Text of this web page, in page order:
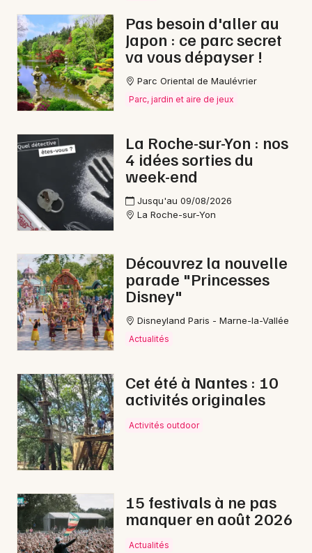
Sorties & loisirs
Reggae en Vendée
Reggae dans les Pays de la Loire
Newsletter des sorties
Artistes en tournée
Actus à La Châtaigneraie
Magazine à La Châtaigneraie
85 - Vendée
Choisir mes départements
Mon email
Pas besoin d'aller au
Japon : ce parc secret
va vous dépayser !
Parc Oriental de Maulévrier
Parc, jardin et aire de jeux
La Roche-sur-Yon : nos
4 idées sorties du
week-end
Jusqu'au 09/08/2026
La Roche-sur-Yon
Découvrez la nouvelle
parade "Princesses
Disney"
Disneyland Paris - Marne-la-Vallée
Actualités
Cet été à Nantes : 10
activités originales
Activités outdoor
15 festivals à ne pas
manquer en août 2026
Actualités